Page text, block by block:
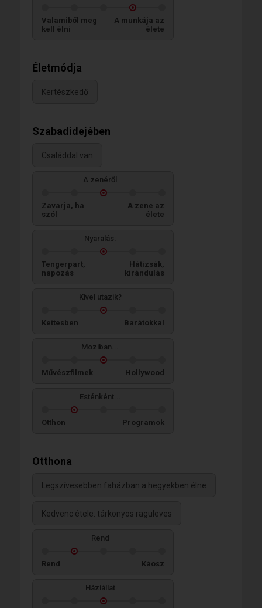
Valamiből meg
kell élni
A munkája az
élete
Életmódja
Kertészkedő
Szabadidejében
Családdal van
A zenéről
Zavarja, ha
szól
A zene az
élete
Nyaralás:
Tengerpart,
napozás
Hátizsák,
kirándulás
Kivel utazik?
Kettesben Barátokkal
Moziban...
Művészfilmek Hollywood
Esténként...
Otthon Programok
Otthona
Legszívesebben faházban a hegyekben élne
Kedvenc étele: tárkonyos raguleves
Rend
Rend Káosz
Háziállat